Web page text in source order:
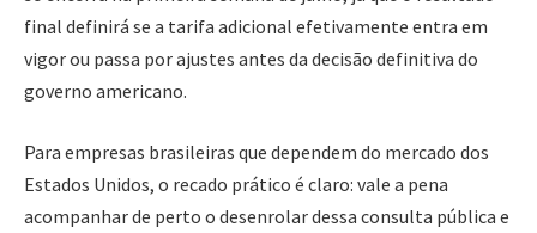
final definirá se a tarifa adicional efetivamente entra em
vigor ou passa por ajustes antes da decisão definitiva do
governo americano.
Para empresas brasileiras que dependem do mercado dos
Estados Unidos, o recado prático é claro: vale a pena
acompanhar de perto o desenrolar dessa consulta pública e